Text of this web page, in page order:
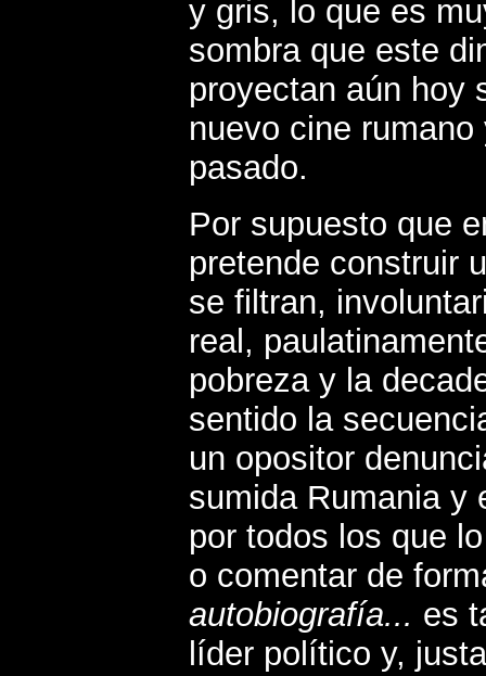
y gris, lo que es
sombra que este
proyectan aún hoy
nuevo cine
pasado.
Por supuesto que
pretende construir
se filtran,
real,
pobreza y la
sentido la
un opositor
sumida Rumania y
por todos los que
o comentar de
autobiografía... es
líder político y,